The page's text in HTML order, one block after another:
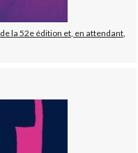
la 52e édition et, en attendant,